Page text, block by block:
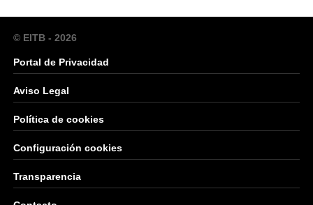
© EITB - 2026
Portal de Privacidad
Aviso Legal
Política de cookies
Configuración cookies
Transparencia